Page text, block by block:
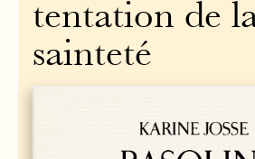
tentation de
sainteté